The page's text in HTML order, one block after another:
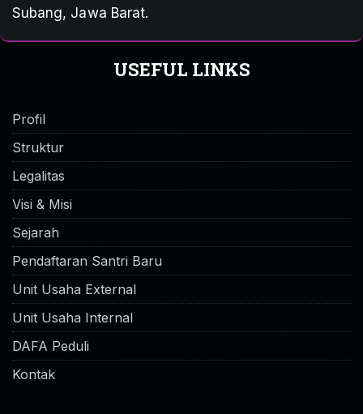
Subang, Jawa Barat.
USEFUL LINKS
Profil
Struktur
Legalitas
Visi & Misi
Sejarah
Pendaftaran Santri Baru
Unit Usaha External
Unit Usaha Internal
DAFA Peduli
Kontak